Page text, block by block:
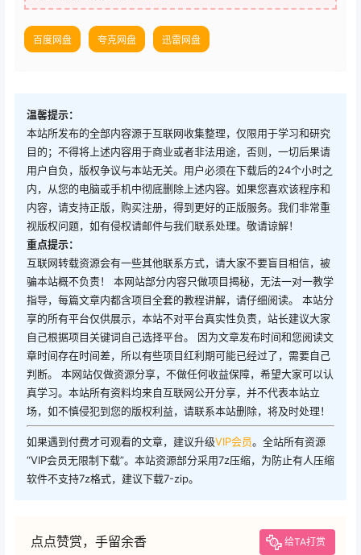
百度网盘 夸克网盘 迅雷网盘
温馨提示：
本站所发布的全部内容源于互联网收集整理，仅限用于学习和研究
目的；不得将上述内容用于商业或者非法用途，否则，一切后果请
用户自负，版权争议与本站无关。用户必须在下载后的24个小时之
内，从您的电脑或手机中彻底删除上述内容。如果您喜欢该程序和
内容，请支持正版，购买注册，得到更好的正版服务。我们非常重
视版权问题，如有侵权请邮件与我们联系处理。敬请谅解！
重点提示：
互联网转载资源会有一些其他联系方式，请大家不要盲目相信，被
骗本站概不负责！ 本网站部分内容只做项目揭秘，无法一对一教学
指导，每篇文章内都含项目全套的教程讲解，请仔细阅读。 本站分
享的所有平台仅供展示，本站不对平台真实性负责，站长建议大家
自己根据项目关键词自己选择平台。 因为文章发布时间和您阅读文
章时间存在时间差，所以有些项目红利期可能已经过了，需要自己
判断。 本网站仅做资源分享，不做任何收益保障，希望大家可以认
真学习。本站所有资料均来自互联网公开分享，并不代表本站立
场，如不慎侵犯到您的版权利益，请联系本站删除，将及时处理！
如果遇到付费才可观看的文章，建议升级VIP会员。全站所有资源
“VIP会员无限制下载”。本站资源部分采用7z压缩，为防止有人压缩
软件不支持7z格式，建议下载7-zip。
点点赞赏，手留余香 给TA打赏